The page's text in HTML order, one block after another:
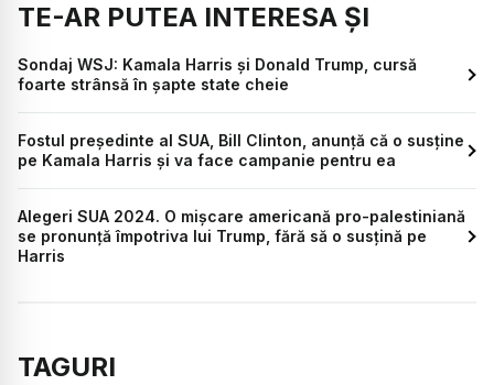
TE-AR PUTEA INTERESA ȘI
Sondaj WSJ: Kamala Harris şi Donald Trump, cursă
foarte strânsă în şapte state cheie
Fostul președinte al SUA, Bill Clinton, anunță că o susține
pe Kamala Harris și va face campanie pentru ea
Alegeri SUA 2024. O mişcare americană pro-palestiniană
se pronunţă împotriva lui Trump, fără să o susţină pe
Harris
TAGURI